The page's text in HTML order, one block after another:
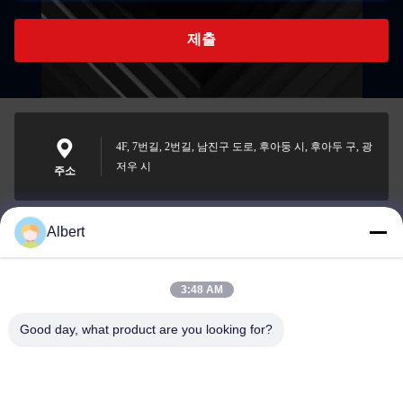
제출
주소
4F, 7번길, 2번길, 남진구 도로, 후아둥 시, 후아두 구, 광
저우 시
james@yimiautoparts.com
Albert
3:48 AM
Good day, what product are you looking for?